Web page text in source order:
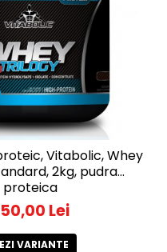
Vitabolic, Whey
2kg, pudra
proteica
Lei
VARIANTE